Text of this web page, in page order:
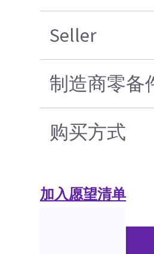
Seller
制造商零备
购买方式
加入愿望清单